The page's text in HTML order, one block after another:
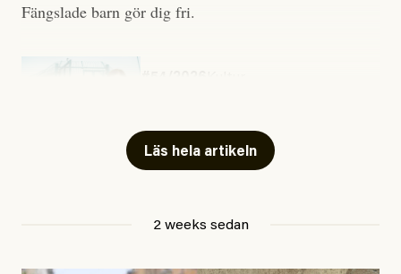
Fängslade barn gör dig fri.
Läs hela artikeln
2 weeks sedan